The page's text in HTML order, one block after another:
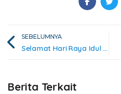
SEBELUMNYA
Selamat Hari Raya Idul Fitri 1447H
Berita Terkait